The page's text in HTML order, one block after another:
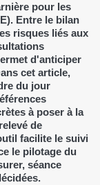
pour les
Entre le bilan
risques liés aux
d'anticiper
cet article,
du jour
à poser à la
de
facilite le suivi
le pilotage du
séance